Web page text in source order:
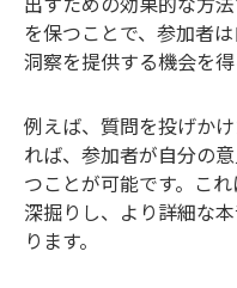
を保つことで、参加者
洞察を提供する機会を得
例えば、質問を投げか
れば、参加者が自分の
つことが可能です。こ
深掘りし、より詳細な
ります。